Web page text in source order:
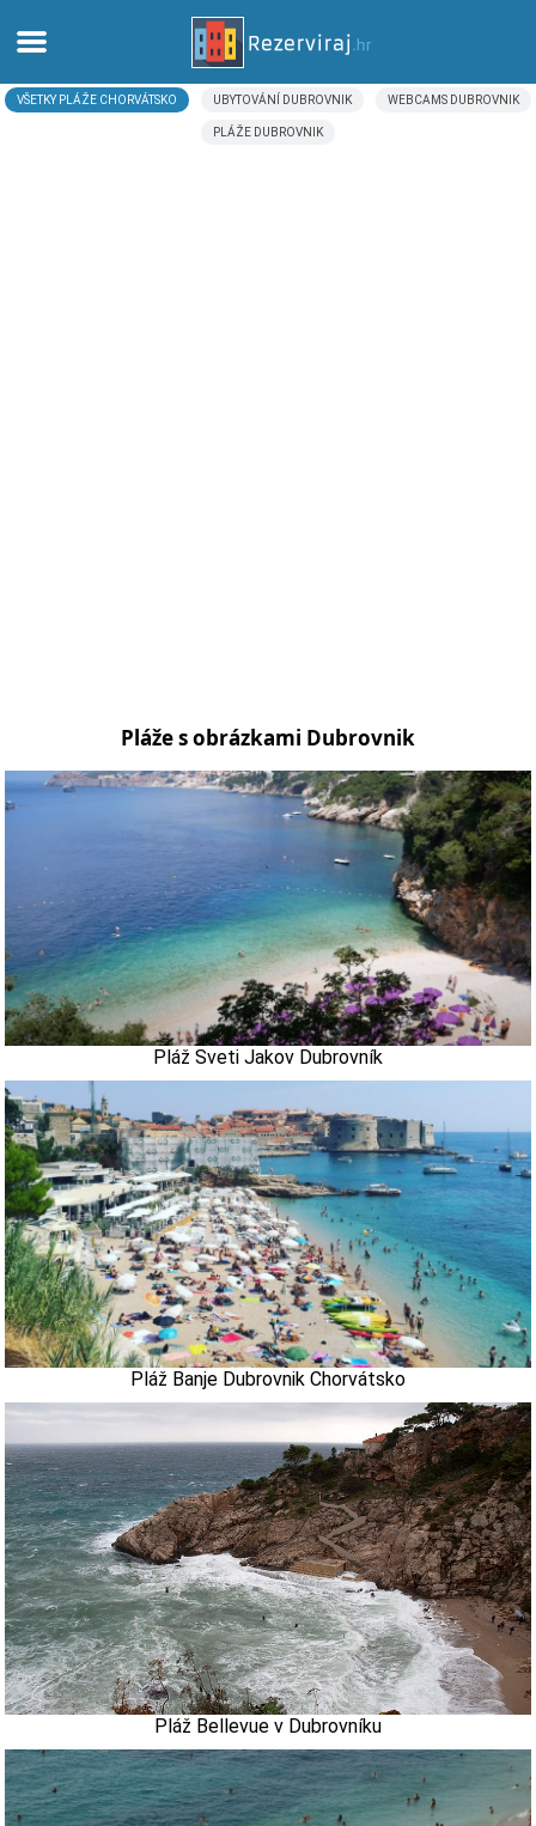
Domov
VŠETKY PLÁŽE CHORVÁTSKO UBYTOVÁNÍ DUBROVNIK WEBCAMS DUBROVNIK
PLÁŽE DUBROVNIK
Pláže s obrázkami Dubrovnik
Pláž Sveti Jakov Dubrovník
Pláž Banje Dubrovnik Chorvátsko
Pláž Bellevue v Dubrovníku